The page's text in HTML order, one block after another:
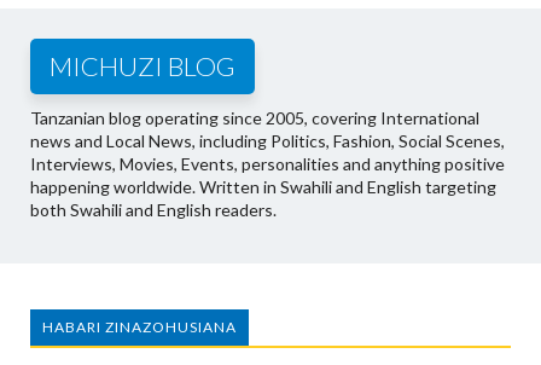
MICHUZI BLOG
Tanzanian blog operating since 2005, covering International
news and Local News, including Politics, Fashion, Social Scenes,
Interviews, Movies, Events, personalities and anything positive
happening worldwide. Written in Swahili and English targeting
both Swahili and English readers.
HABARI ZINAZOHUSIANA